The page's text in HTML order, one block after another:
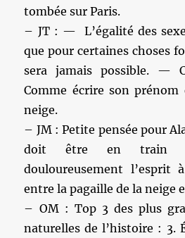
tombée sur Paris.
– JT : — L’égalité des
que pour certaines choses
sera jamais possible. —
Comme écrire son
neige.
– JM : Petite pensée pour
doit être en train
douloureusement l’esprit
entre la pagaille de la neige
– OM : Top 3 des plus
naturelles de l’histoire : 3.